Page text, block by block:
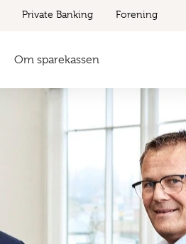
Private Banking Forening
Om sparekassen